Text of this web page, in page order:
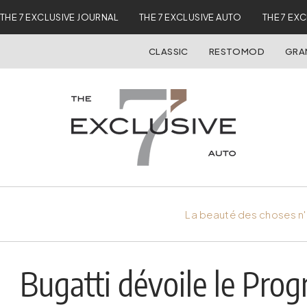
THE 7 EXCLUSIVE JOURNAL THE 7 EXCLUSIVE AUTO THE 7
CLASSIC RESTOMOD
La beauté des choses
Bugatti dévoile le